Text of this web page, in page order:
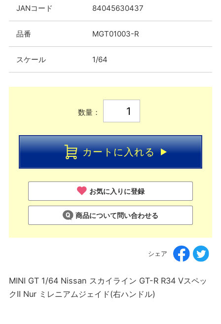
JANコード 84045630437
品番 MGT01003-R
スケール 1/64
数量：
カートに入れる
お気に入りに登録
商品について問い合わせる
シェア
MINI GT 1/64 Nissan スカイライン GT-R R34 Vスペッ
クII Nur ミレニアムジェイド(右ハンドル)